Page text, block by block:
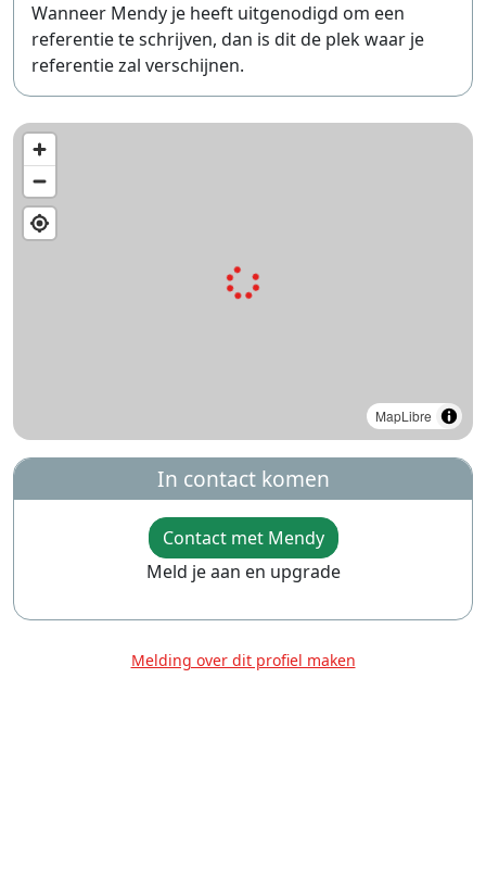
Wanneer Mendy je heeft uitgenodigd om een
referentie te schrijven, dan is dit de plek waar je
referentie zal verschijnen.
MapLibre
In contact komen
Contact met Mendy
Meld je aan en upgrade
Melding over dit profiel maken